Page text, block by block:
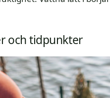
och tidpunkter